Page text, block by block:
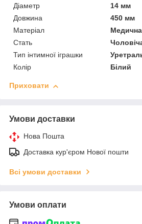
Діаметр
14 мм
Довжина
450 мм
Матеріал
Стать
Тип інтимної іграшки
Колір
Білий
Приховати
Умови доставки
Нова Пошта
Доставка кур'єром Нової пошти
Всі умови доставки
Умови оплати